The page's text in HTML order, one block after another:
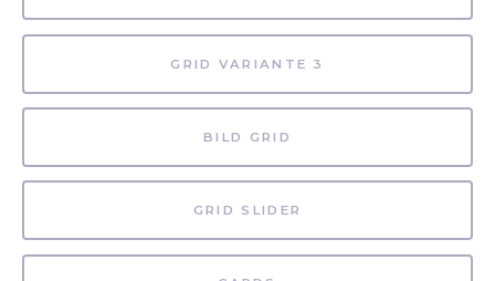
GRID VARIANTE 3
BILD GRID
GRID SLIDER